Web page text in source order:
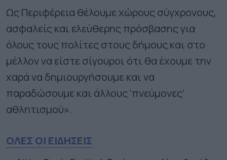
Ως Περιφέρεια θέλουμε χώρους σύγχρονους,
ασφαλείς και ελεύθερης πρόσβασης για
όλους τους πολίτες στους δήμους και στο
μέλλον να είστε σίγουροι ότι θα έχουμε την
χαρά να δημιουργήσουμε και να
παραδώσουμε και άλλους ‘πνεύμονες’
αθλητισμού».
ΟΛΕΣ ΟΙ ΕΙΔΗΣΕΙΣ